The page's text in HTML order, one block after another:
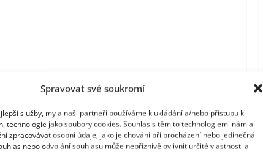
Spravovat své soukromí
služby, my a naši partneři používáme k ukládání a/nebo přístupu k
technologie jako soubory cookies. Souhlas s těmito technologiemi nám a
zpracovávat osobní údaje, jako je chování při procházení nebo jedinečná
nebo odvolání souhlasu může nepříznivě ovlivnit určité vlastnosti a
dítěte a přizpůsobení jeho velikosti.
déle vydrží. Takové přemýšlení je